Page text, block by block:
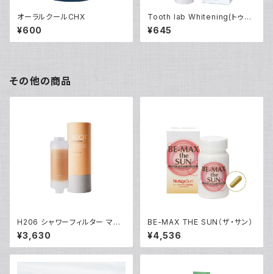
オーラルクールCHX
¥600
Tooth lab Whitening(トゥー
スラボ ホワイトニング)
¥645
その他の商品
H206 シャワーフィルター マン
ダリン・オレンジ
¥3,630
BE-MAX THE SUN（ザ・サン）
¥4,536